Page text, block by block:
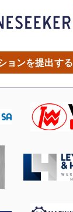
レーラー
ョンを提出する